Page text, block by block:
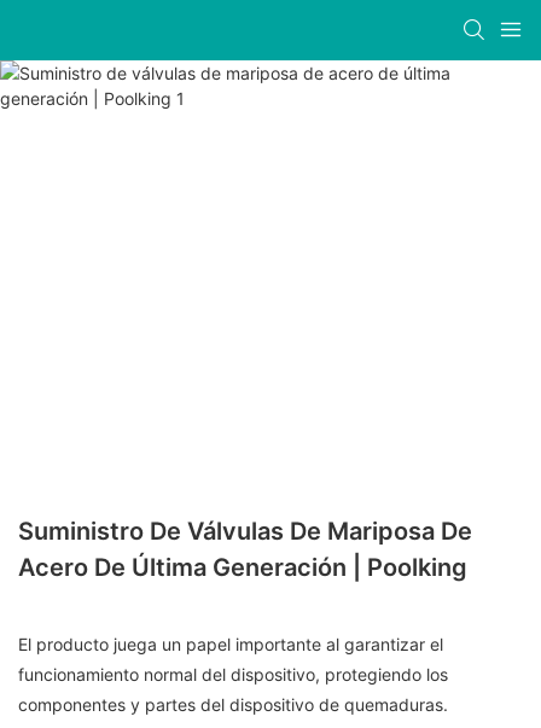
Suministro De Válvulas De Mariposa De
Acero De Última Generación | Poolking
El producto juega un papel importante al garantizar el
funcionamiento normal del dispositivo, protegiendo los
componentes y partes del dispositivo de quemaduras.